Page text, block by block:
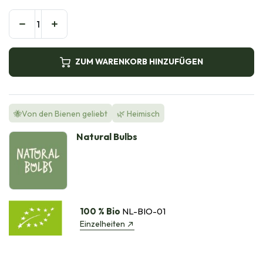
ZUM WARENKORB HINZUFÜGEN
🐝Von den Bienen geliebt 🌿 Heimisch
Natural Bulbs
100 % Bio NL-BIO-01
Einzelheiten